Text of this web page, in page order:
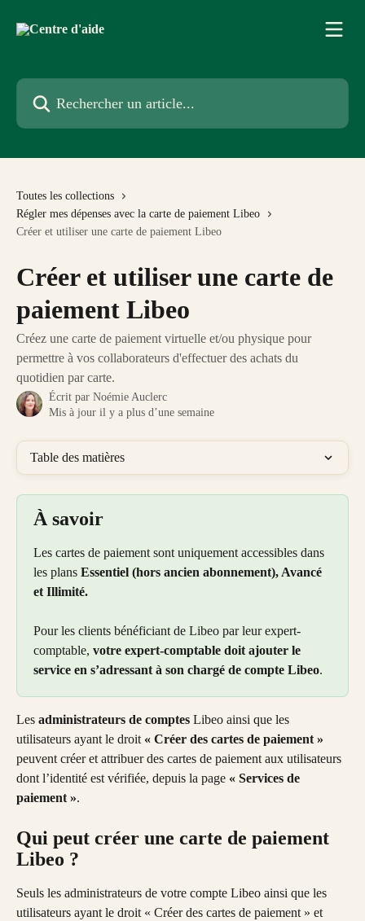
Rechercher un article...
Toutes les collections
Régler mes dépenses avec la carte de paiement Libeo
Créer et utiliser une carte de paiement Libeo
Créer et utiliser une carte de
paiement Libeo
Créez une carte de paiement virtuelle et/ou physique pour
permettre à vos collaborateurs d'effectuer des achats du
quotidien par carte.
Écrit par Noémie Auclerc
Mis à jour il y a plus d’une semaine
Table des matières
À savoir
Les cartes de paiement sont uniquement accessibles dans
les plans Essentiel (hors ancien abonnement), Avancé
et Illimité.
Pour les clients bénéficiant de Libeo par leur expert-
comptable, votre expert-comptable doit ajouter le
service en s’adressant à son chargé de compte Libeo.
Les administrateurs de comptes Libeo ainsi que les
utilisateurs ayant le droit « Créer des cartes de paiement »
peuvent créer et attribuer des cartes de paiement aux utilisateurs
dont l’identité est vérifiée, depuis la page « Services de
paiement ».
Qui peut créer une carte de paiement
Libeo ?
Seuls les administrateurs de votre compte Libeo ainsi que les
utilisateurs ayant le droit « Créer des cartes de paiement » et